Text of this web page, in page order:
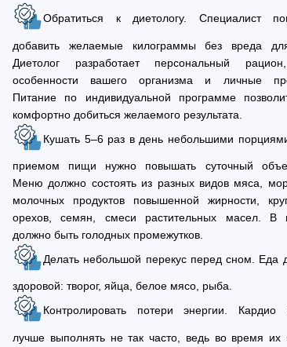
Обратиться к диетологу. Специалист
добавить желаемые килограммы без вреда
Диетолог разработает персональный
особенности вашего организма и личные
Питание по индивидуальной программе
комфортно добиться желаемого результата.
Кушать 5–6 раз в день небольшими
приемом пищи нужно повышать суточный
Меню должно состоять из разных видов мяса,
молочных продуктов повышенной жирности,
орехов, семян, смеси растительных масел. В
должно быть голодных промежутков.
Делать небольшой перекус перед сном. Еда
здоровой: творог, яйца, белое мясо, рыба.
Контролировать потери энергии. Кардио
лучше выполнять не так часто, ведь во время их